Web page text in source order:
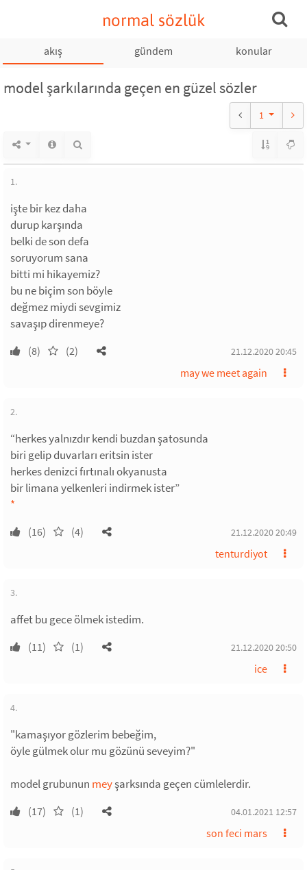
normal sözlük
akış gündem konular
model şarkılarında geçen en güzel sözler
1
1.
işte bir kez daha
durup karşında
belki de son defa
soruyorum sana
bitti mi hikayemiz?
bu ne biçim son böyle
değmez miydi sevgimiz
savaşıp direnmeye?
(8) (2) 21.12.2020 20:45
may we meet again
2.
“herkes yalnızdır kendi buzdan şatosunda
biri gelip duvarları eritsin ister
herkes denizci fırtınalı okyanusta
bir limana yelkenleri indirmek ister”
*
(16) (4) 21.12.2020 20:49
tenturdiyot
3.
affet bu gece ölmek istedim.
(11) (1) 21.12.2020 20:50
ice
4.
"kamaşıyor gözlerim bebeğim,
öyle gülmek olur mu gözünü seveyim?"
model grubunun meyşarksında geçen cümlelerdir.
(17) (1) 04.01.2021 12:57
son feci mars